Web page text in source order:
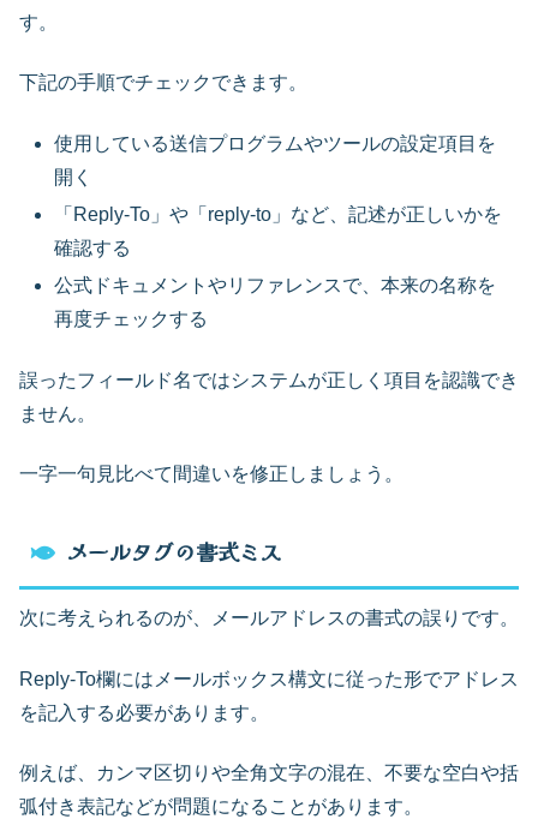
す。
下記の手順でチェックできます。
使用している送信プログラムやツールの設定項目を
開く
「Reply-To」や「reply-to」など、記述が正しいかを
確認する
公式ドキュメントやリファレンスで、本来の名称を
再度チェックする
誤ったフィールド名ではシステムが正しく項目を認識でき
ません。
一字一句見比べて間違いを修正しましょう。
メールタグの書式ミス
次に考えられるのが、メールアドレスの書式の誤りです。
Reply-To欄にはメールボックス構文に従った形でアドレス
を記入する必要があります。
例えば、カンマ区切りや全角文字の混在、不要な空白や括
弧付き表記などが問題になることがあります。